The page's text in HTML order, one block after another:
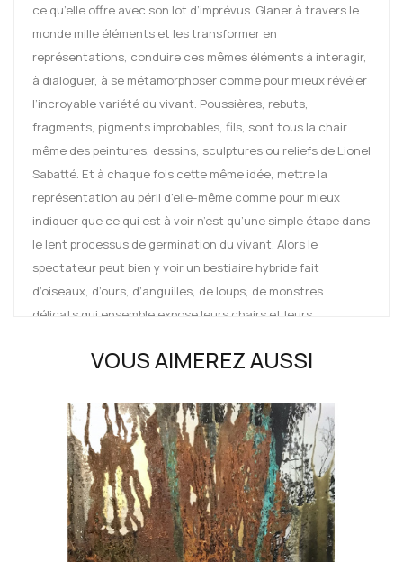
ce qu’elle offre avec son lot d’imprévus. Glaner à travers le
monde mille éléments et les transformer en
représentations, conduire ces mêmes éléments à interagir,
à dialoguer, à se métamorphoser comme pour mieux révéler
l’incroyable variété du vivant. Poussières, rebuts,
fragments, pigments improbables, fils, sont tous la chair
même des peintures, dessins, sculptures ou reliefs de Lionel
Sabatté. Et à chaque fois cette même idée, mettre la
représentation au péril d’elle-même comme pour mieux
indiquer que ce qui est à voir n’est qu’une simple étape dans
le lent processus de germination du vivant. Alors le
spectateur peut bien y voir un bestiaire hybride fait
d’oiseaux, d’ours, d’anguilles, de loups, de monstres
délicats qui ensemble expose leurs chairs et leurs
Lionel Sabatté un refus des évidences, une tendresse pour
animal et organique. Il y a ici des rejets, des rebuts, des
résidus, mais surtout de la renaissance et une forme de
réincarnation perceptible dans l’élégance du trait, des
couleurs, des matières.
On retrouve cette force dans son dernier travail réalisé en
février et en avril 2021 lors d’une résidence à Urdla à
VOUS AIMEREZ AUSSI